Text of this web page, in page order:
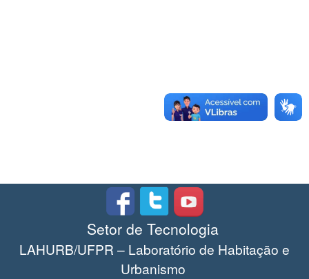
Setor de Tecnologia
LAHURB/UFPR – Laboratório de Habitação e
Urbanismo